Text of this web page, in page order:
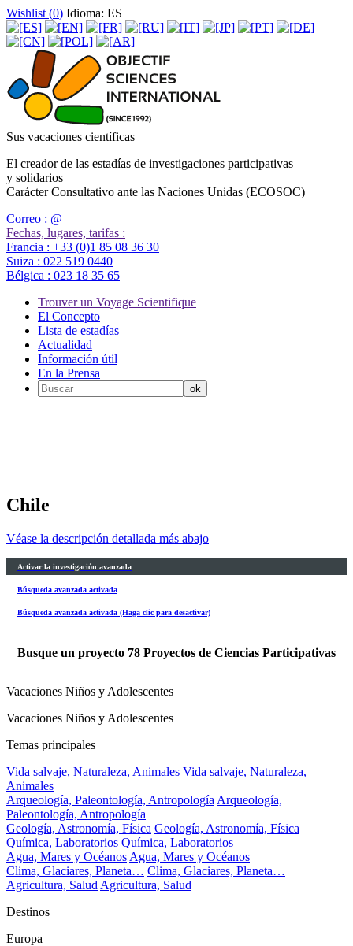
Wishlist (0) Idioma: ES
Sus vacaciones científicas
El creador de las estadías de investigaciones participativas
y solidarios
Carácter Consultativo ante las Naciones Unidas (ECOSOC)
Correo : @
Fechas, lugares, tarifas :
Francia : +33 (0)1 85 08 36 30
Suiza : 022 519 0440
Bélgica : 023 18 35 65
Trouver un Voyage Scientifique
El Concepto
Lista de estadías
Actualidad
Información útil
En la Prensa
Chile
Véase la descripción detallada más abajo
Activar la investigación avanzada
Búsqueda avanzada activada
Búsqueda avanzada activada (Haga clic para desactivar)
Busque un proyecto 78 Proyectos de Ciencias Participativas
Vacaciones Niños y Adolescentes
Vacaciones Niños y Adolescentes
Temas principales
Vida salvaje, Naturaleza, Animales Vida salvaje, Naturaleza,
Animales
Arqueología, Paleontología, Antropología Arqueología,
Paleontología, Antropología
Geología, Astronomía, Física Geología, Astronomía, Física
Química, Laboratorios Química, Laboratorios
Agua, Mares y Océanos Agua, Mares y Océanos
Clima, Glaciares, Planeta… Clima, Glaciares, Planeta…
Agricultura, Salud Agricultura, Salud
Destinos
Europa